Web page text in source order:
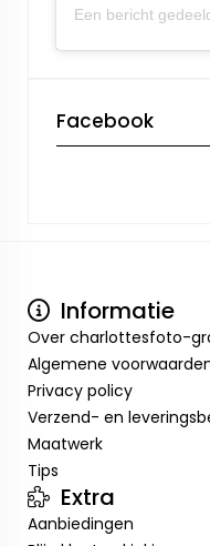
Facebook
Informatie
Over charlottesfoto-
Algemene
Privacy policy
Verzend- en
Maatwerk
Tips
Extra
Aanbiedingen